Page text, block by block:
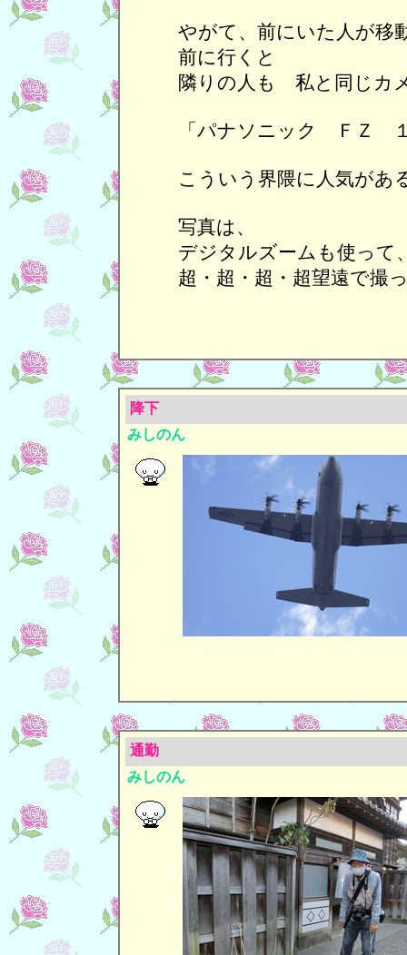
やがて、前にいた人が
前に行くと
隣りの人も 私と同じカ
「パナソニック ＦＺ
こういう界隈に人気があ
写真は、
デジタルズームも使って
超・超・超・超望遠で撮
降下
みしのん
通勤
みしのん